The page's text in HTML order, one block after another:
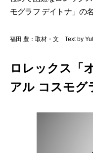
モグラフ デイトナ」の
福田 豊：取材・文 Text by
ロレックス「
アル コスモグ